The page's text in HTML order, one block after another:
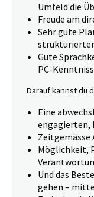
Umfeld die
Freude am
Sehr gute
Gute
PC-
Darauf kannst du
Eine
engagierten,
Möglichkeit,
Und das
gehen –